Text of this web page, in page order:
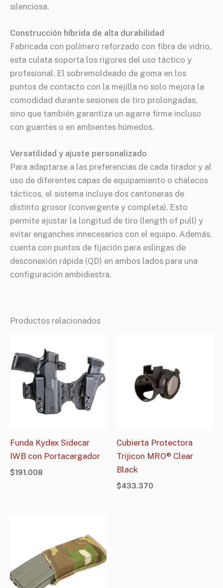
silenciosa.
Construcción híbrida de alta durabilidad
Fabricada con polímero reforzado con fibra de vidrio,
esta culata soporta los rigores del uso táctico y
profesional. El sobremoldeado de goma en los
puntos de contacto con la mejilla no solo mejora la
comodidad durante sesiones de tiro prolongadas,
sino que también garantiza un agarre firme incluso
con guantes o en ambientes húmedos.
Versatilidad y ajuste personalizado
Para adaptarse a las preferencias de cada tirador y al
uso de diferentes capas de equipamiento o chalecos
tácticos, el sistema incluye dos cantoneras de
distinto grosor (convergente y completa). Esto
permite ajustar la longitud de tiro (length of pull) y
evitar enganches innecesarios con el equipo. Además,
cuenta con puntos de fijación para eslingas de
desconexión rápida (QD) en ambos lados para una
configuración ambidiestra.
Productos relacionados
Funda Kydex Sidecar
IWB con Portacargador
$191.008
Cubierta Protectora
Trijicon MRO® Clear
Black
$433.370